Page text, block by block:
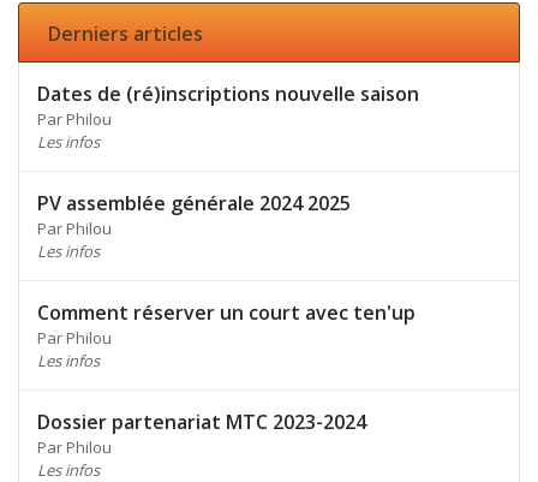
Derniers articles
Dates de (ré)inscriptions nouvelle saison
Par Philou
Les infos
PV assemblée générale 2024 2025
Par Philou
Les infos
Comment réserver un court avec ten'up
Par Philou
Les infos
Dossier partenariat MTC 2023-2024
Par Philou
Les infos